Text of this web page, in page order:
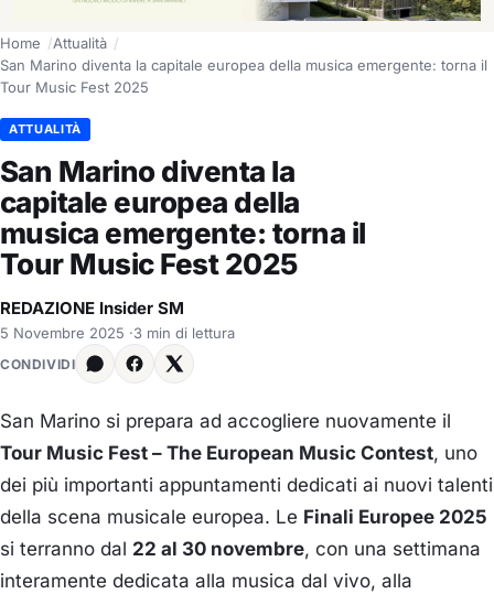
Home
Attualità
San Marino diventa la capitale europea della musica emergente: torna il
Tour Music Fest 2025
ATTUALITÀ
San Marino diventa la
capitale europea della
musica emergente: torna il
Tour Music Fest 2025
REDAZIONE Insider SM
5 Novembre 2025 ·3 min di lettura
CONDIVIDI
San Marino si prepara ad accogliere nuovamente il
Tour Music Fest – The European Music Contest, uno
dei più importanti appuntamenti dedicati ai nuovi talenti
della scena musicale europea. Le Finali Europee 2025
si terranno dal 22 al 30 novembre, con una settimana
interamente dedicata alla musica dal vivo, alla